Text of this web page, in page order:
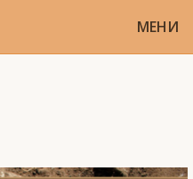
МЕНИ